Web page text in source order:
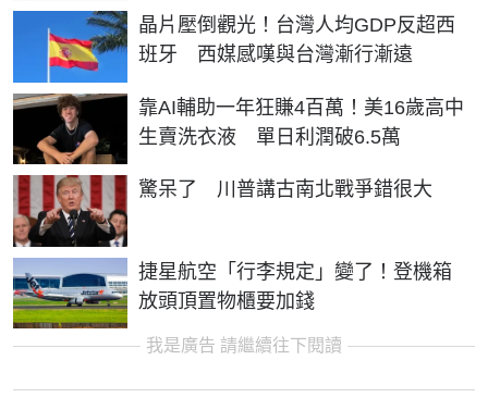
晶片壓倒觀光！台灣人均GDP反超西
班牙 西媒感嘆與台灣漸行漸遠
靠AI輔助一年狂賺4百萬！美16歲高中
生賣洗衣液 單日利潤破6.5萬
驚呆了 川普講古南北戰爭錯很大
捷星航空「行李規定」變了！登機箱
放頭頂置物櫃要加錢
我是廣告 請繼續往下閱讀